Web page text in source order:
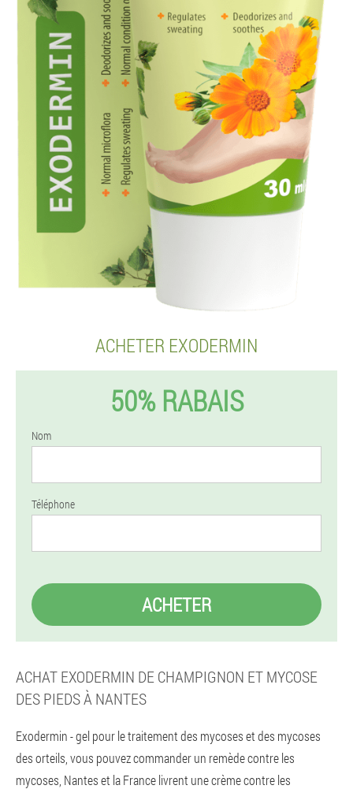
ACHETER EXODERMIN
50% RABAIS
Nom
Téléphone
ACHETER
ACHAT EXODERMIN DE CHAMPIGNON ET MYCOSE
DES PIEDS À NANTES
Exodermin - gel pour le traitement des mycoses et des mycoses
des orteils, vous pouvez commander un remède contre les
mycoses, Nantes et la France livrent une crème contre les